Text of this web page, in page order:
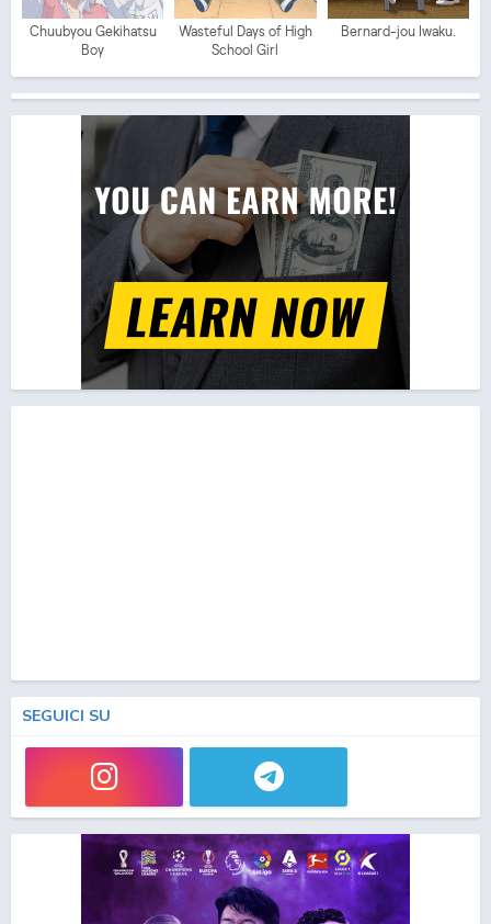
Chuubyou Gekihatsu
Boy
Wasteful Days of High
School Girl
Bernard-jou Iwaku.
SEGUICI SU